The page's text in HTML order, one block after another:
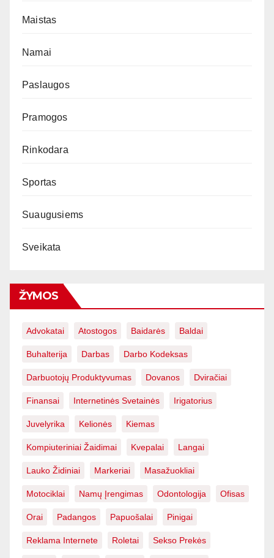
Maistas
Namai
Paslaugos
Pramogos
Rinkodara
Sportas
Suaugusiems
Sveikata
ŽYMOS
Advokatai Atostogos Baidarės Baldai
Buhalterija Darbas Darbo Kodeksas
Darbuotojų Produktyvumas Dovanos Dviračiai
Finansai Internetinės Svetainės Irigatorius
Juvelyrika Kelionės Kiemas
Kompiuteriniai Žaidimai Kvepalai Langai
Lauko Židiniai Markeriai Masažuokliai
Motociklai Namų Įrengimas Odontologija Ofisas
Orai Padangos Papuošalai Pinigai
Reklama Internete Roletai Sekso Prekės